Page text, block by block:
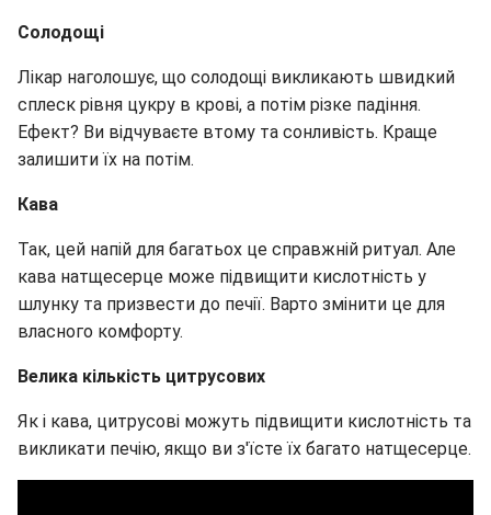
Солодощі
Лікар наголошує, що солодощі викликають швидкий
сплеск рівня цукру в крові, а потім різке падіння.
Ефект? Ви відчуваєте втому та сонливість. Краще
залишити їх на потім.
Кава
Так, цей напій для багатьох це справжній ритуал. Але
кава натщесерце може підвищити кислотність у
шлунку та призвести до печії. Варто змінити це для
власного комфорту.
Велика кількість цитрусових
Як і кава, цитрусові можуть підвищити кислотність та
викликати печію, якщо ви з'їсте їх багато натщесерце.